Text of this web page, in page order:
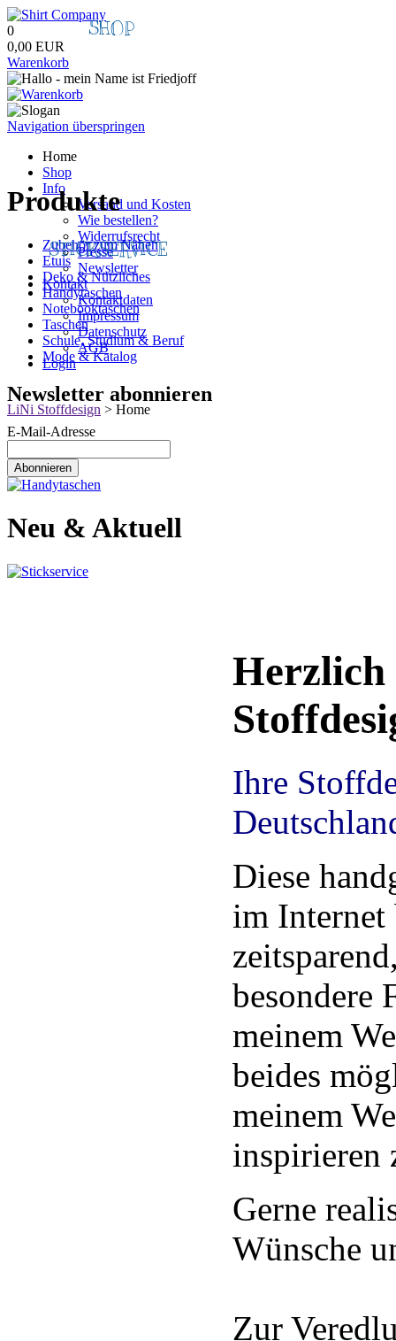
0
0,00 EUR
Warenkorb
Navigation überspringen
Home
Shop
Info
Versand und Kosten
Wie bestellen?
Widerrufsrecht
Presse
Newsletter
Kontakt
Kontaktdaten
Impressum
Datenschutz
AGB
Login
LiNi Stoffdesign > Home
Produkte
Zubehör zum Nähen
Etuis
Deko & Nützliches
Handytaschen
Notebooktaschen
Taschen
Schule, Studium & Beruf
Mode & Katalog
Newsletter abonnieren
E-Mail-Adresse
Neu & Aktuell
Ihre
Diese
im Internet
besondere
meinem
beides
meinem
inspirieren
Gerne
Wünsche
Zur
SHOP
STICKSERVICE